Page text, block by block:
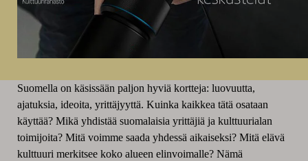
Suomella on käsissään paljon hyviä kortteja: luovuutta,
ajatuksia, ideoita, yrittäjyyttä. Kuinka kaikkea tätä osataan
käyttää? Mikä yhdistää suomalaisia yrittäjiä ja kulttuurialan
toimijoita? Mitä voimme saada yhdessä aikaiseksi? Mitä elävä
kulttuuri merkitsee koko alueen elinvoimalle? Nämä